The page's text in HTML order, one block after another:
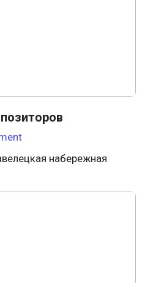
набережная